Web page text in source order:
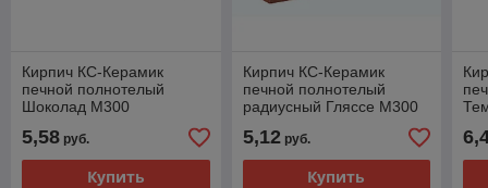
Кирпич КС-Керамик
печной полнотелый
Шоколад М300
5,58 руб.
Купить
Кирпич КС-Керамик
печной полнотелый
радиусный Гляссе М300
5,12руб.
Купить